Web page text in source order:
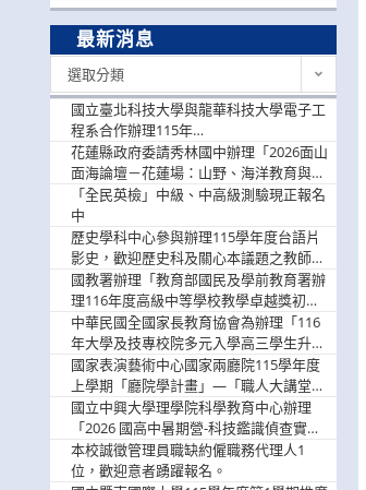
最新消息
選取分類
國立臺北科技大學與龍華科技大學電子工
程系合作辦理115年
「115.08.10~08.12「AI賦能應用於智慧半
導體研習營」，歡迎學生踴躍報名參加
花蓮縣政府委請秀林國中辦理「2026面山
面海論壇－花蓮場：山野、海洋教育與戶
外安全實務課程」，歡迎踴躍報名參加
「全民英檢」中級、中高級測驗現正報名
中
歷史學科中心參與辦理115學年度台語片
影史，歡迎歷史科及關心本議題之教師踴
躍報名參加
國教署辦理「教育部國民及學前教育署辦
理116年度高級中等學校教學卓越獎初選
實施計畫」，鼓勵教師踴躍報名
中華民國全國家長教育協會為辦理「116
年大學及技專校院多元入學高三學生升學
輔導家長說明會」
國家表演藝術中心國家兩廳院115學年度
上學期「廳院學計畫」—「職人大講堂」
及「一日體驗課程」，鼓勵踴躍報名參
與。
國立中興大學理學院科學教育中心辦理
「2026 國高中暑期營-科技鑑識偵查實戰
營」活動資訊，鼓勵學生踴躍報名參加。
本校誠徵管理員職缺約僱職務代理人1
位，歡迎意者踴躍報名。